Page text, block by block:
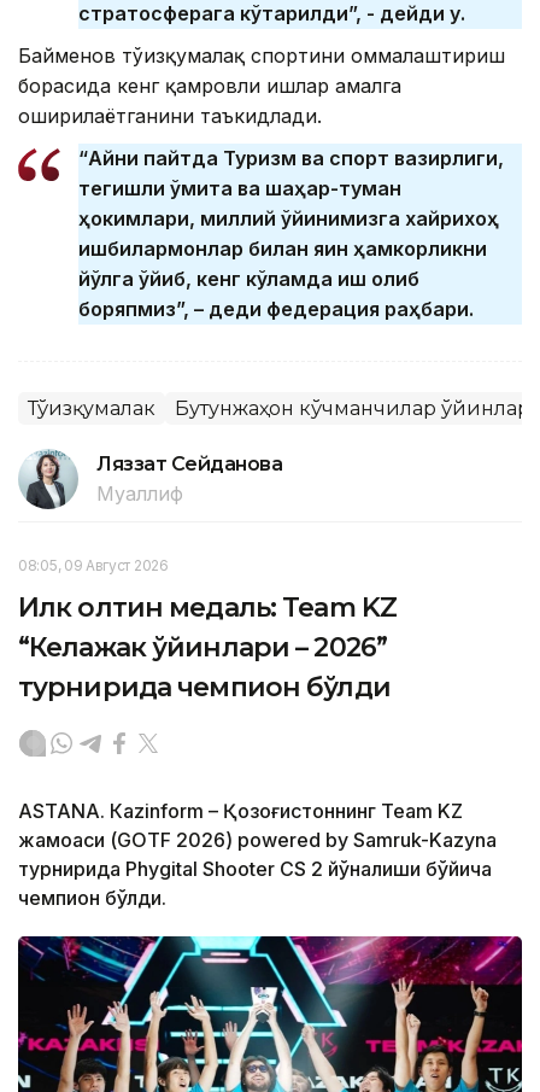
стратосферага кўтарилди”, - дейди у.
Байменов тўғизқумалақ спортини оммалаштириш
борасида кенг қамровли ишлар амалга
оширилаётганини таъкидлади.
“Айни пайтда Туризм ва спорт вазирлиги,
тегишли қўмита ва шаҳар-туман
ҳокимлари, миллий ўйинимизга хайрихоҳ
ишбилармонлар билан яқин ҳамкорликни
йўлга қўйиб, кенг кўламда иш олиб
боряпмиз”, – деди федерация раҳбари.
Тўғизқумалак Бутунжаҳон кўчманчилар
Ляззат Сейданова
Муаллиф
08:05, 09 Август 2026
Илк олтин медаль: Team KZ
“Келажак ўйинлари – 2026”
турнирида чемпион бўлди
ASTANА. Кazinform – Қозоғистоннинг Team KZ
жамоаси (GOTF 2026) powered by Samruk-Kazyna
турнирида Phygital Shooter CS 2 йўналиши бўйича
чемпион бўлди.